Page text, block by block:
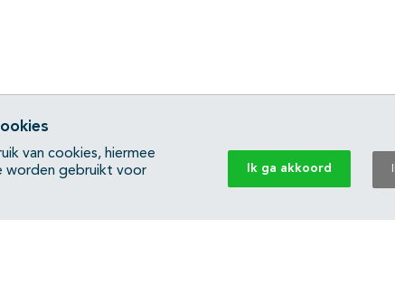
van cookies, hiermee
worden gebruikt voor
Ik ga akkoord